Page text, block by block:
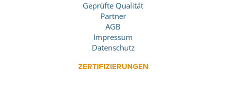
Geprüfte Qualität
Partner
AGB
Impressum
Datenschutz
ZERTIFIZIERUNGEN